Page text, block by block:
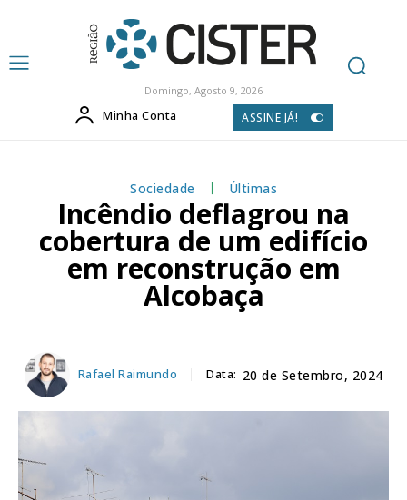
Domingo, Agosto 9, 2026
Minha Conta ASSINE JÁ!
Sociedade Últimas
Incêndio deflagrou na
cobertura de um edifício
em reconstrução em
Alcobaça
Rafael Raimundo Data: 20 de Setembro, 2024